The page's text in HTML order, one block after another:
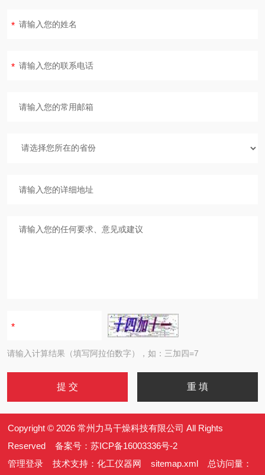
请输入计算结果（填写阿拉伯数字），如：三加四=7
Copyright © 2026 常州力马干燥科技有限公司 All Rights
Reserved 备案号：苏ICP备16003336号-2
管理登录 技术支持：化工仪器网 sitemap.xml 总访问量：